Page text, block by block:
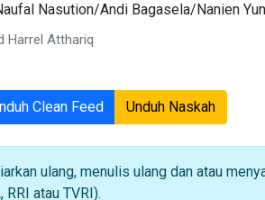
Nasution/Andi Bagasela/Nanien
Harrel Atthariq
Clean Feed Unduh Naskah
ulang, menulis ulang dan atau
RRI atau TVRI).